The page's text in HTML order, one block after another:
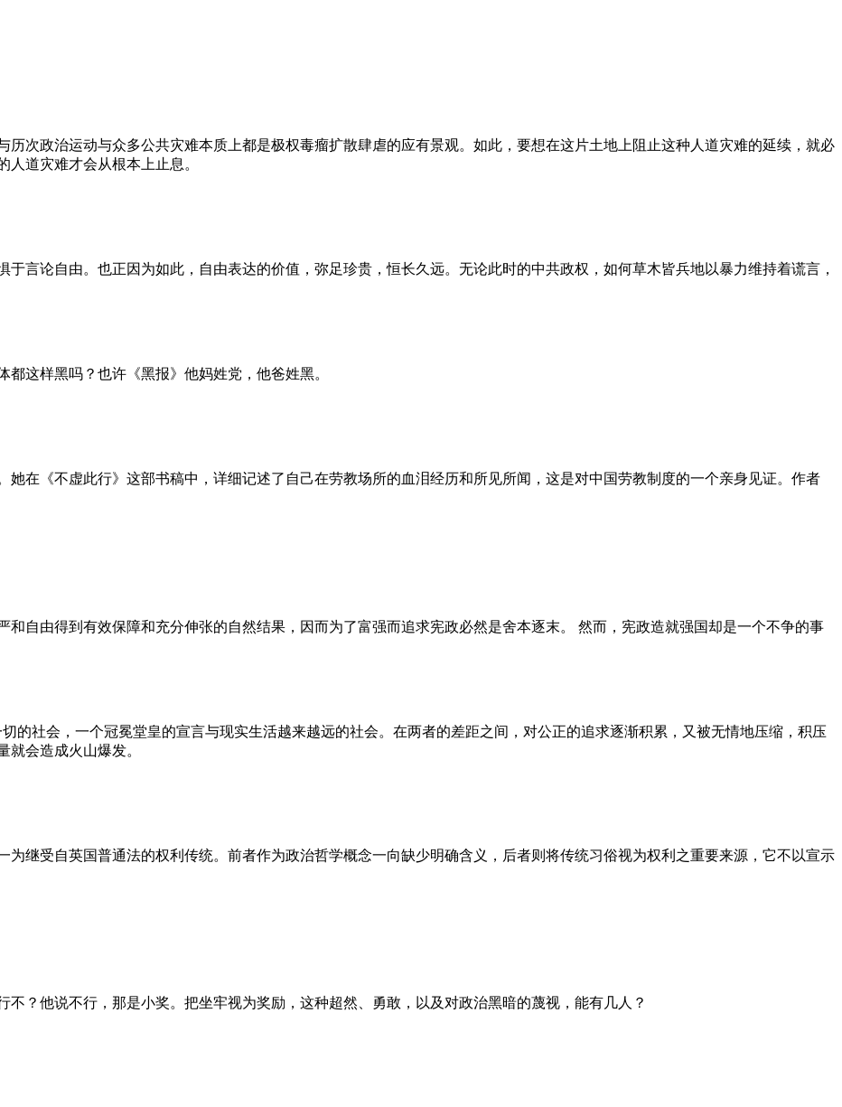
次政治运动与众多公共灾难本质上都是极权毒瘤扩散肆虐的应有景观。如此，要想在这片土地上阻止这种人道灾难的延续，就必
道灾难才会从根本上止息。
言论自由。也正因为如此，自由表达的价值，弥足珍贵，恒长久远。无论此时的中共政权，如何草木皆兵地以暴力维持着谎言，
都这样黑吗？也许《黑报》他妈姓党，他爸姓黑。
她在《不虚此行》这部书稿中，详细记述了自己在劳教场所的血泪经历和所见所闻，这是对中国劳教制度的一个亲身见证。作者
自由得到有效保障和充分伸张的自然结果，因而为了富强而追求宪政必然是舍本逐末。 然而，宪政造就强国却是一个不争的事
的社会，一个冠冕堂皇的宣言与现实生活越来越远的社会。在两者的差距之间，对公正的追求逐渐积累，又被无情地压缩，积压
就会造成火山爆发。
为继受自英国普通法的权利传统。前者作为政治哲学概念一向缺少明确含义，后者则将传统习俗视为权利之重要来源，它不以宣示
？他说不行，那是小奖。把坐牢视为奖励，这种超然、勇敢，以及对政治黑暗的蔑视，能有几人？